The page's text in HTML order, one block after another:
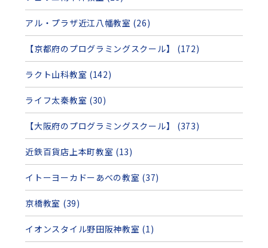
アル・プラザ近江八幡教室 (26)
【京都府のプログラミングスクール】 (172)
ラクト山科教室 (142)
ライフ太秦教室 (30)
【大阪府のプログラミングスクール】 (373)
近鉄百貨店上本町教室 (13)
イトーヨーカドーあべの教室 (37)
京橋教室 (39)
イオンスタイル野田阪神教室 (1)